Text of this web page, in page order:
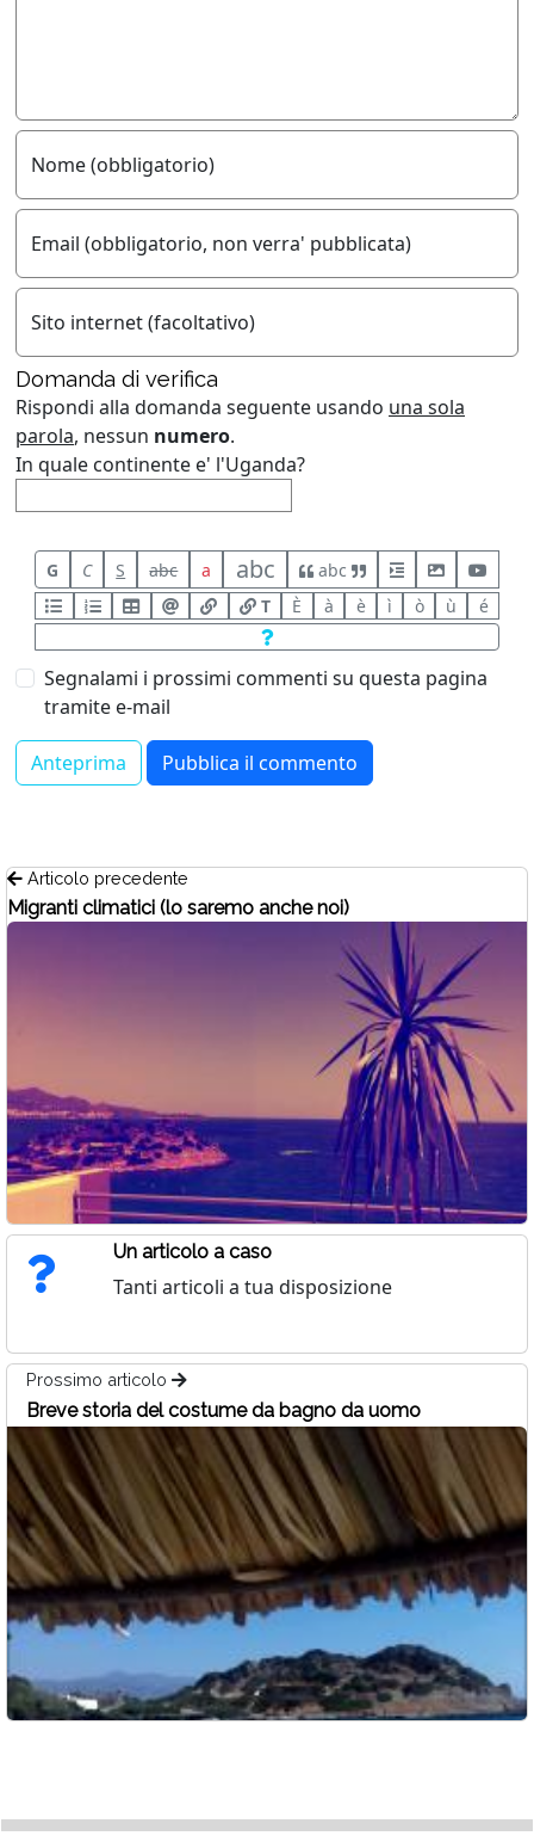
Nome (obbligatorio)
Email (obbligatorio, non verra' pubblicata)
Sito internet (facoltativo)
Domanda di verifica
Rispondi alla domanda seguente usando una sola
parola, nessun numero.
In quale continente e' l'Uganda?
G C S abc a abc
abc
T
È à è ì ò ù é
Segnalami i prossimi commenti su questa pagina
tramite e-mail
Articolo precedente
Migranti climatici (lo saremo anche noi)
Un articolo a caso
Tanti articoli a tua disposizione
Prossimo articolo
Breve storia del costume da bagno da uomo